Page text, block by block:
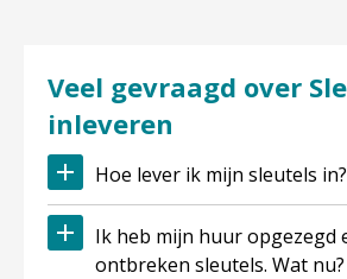
Veel gevraagd over Sleutels
inleveren
Hoe lever ik mijn sleutels in?
Ik heb mijn huur opgezegd en er
ontbreken sleutels. Wat nu?